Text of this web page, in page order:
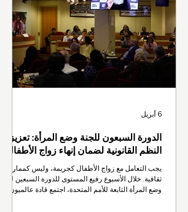
الدورة السبعون للجنة وضع المرأة: تعزيز
النظم القانونية لضمان إنهاء زواج الأطفال
يجب التعامل مع زواج الأطفال كجريمة، وليس كممارسة
ثقافية. خلال الأسبوع رفيع المستوى للدورة السبعين
وضع المرأة التابعة للأمم المتحدة، اجتمع قادة عالميون
6 أبريل